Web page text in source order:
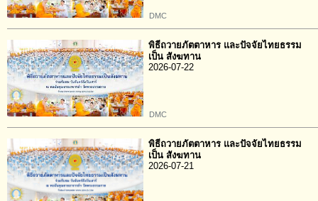
DMC
พิธีถวายภัตตาหาร และปัจจัยไทยธรรม
เป็น สังฆทาน
2026-07-22
DMC
พิธีถวายภัตตาหาร และปัจจัยไทยธรรม
เป็น สังฆทาน
2026-07-21